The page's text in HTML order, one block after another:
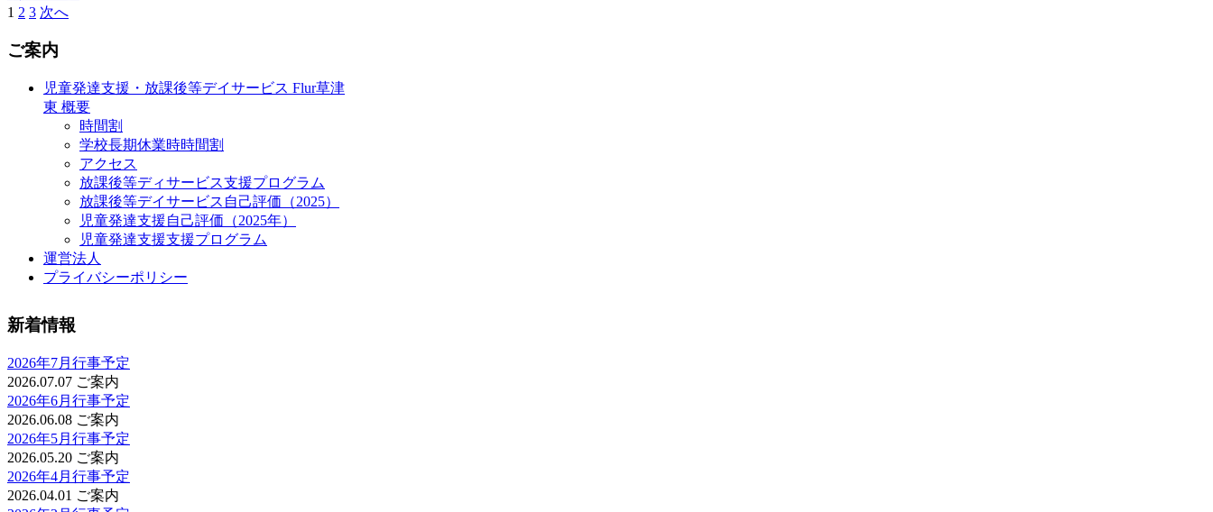
1 2 3 次へ
ご案内
児童発達支援・放課後等デイサービス Flur草津
東 概要
時間割
学校長期休業時時間割
アクセス
放課後等ディサービス支援プログラム
放課後等デイサービス自己評価（2025）
児童発達支援自己評価（2025年）
児童発達支援支援プログラム
運営法人
プライバシーポリシー
新着情報
2026年7月行事予定
2026.07.07 ご案内
2026年6月行事予定
2026.06.08 ご案内
2026年5月行事予定
2026.05.20 ご案内
2026年4月行事予定
2026.04.01 ご案内